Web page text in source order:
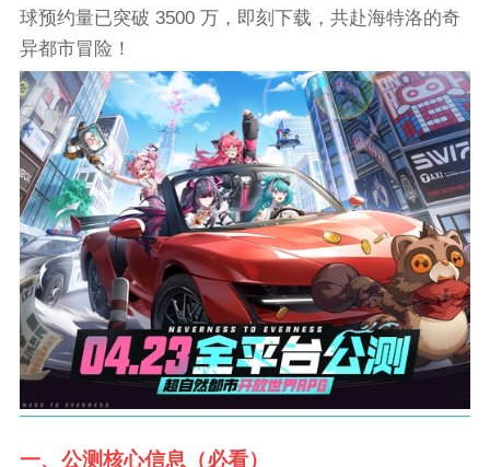
球预约量已突破 3500 万，即刻下载，共赴海特洛的奇
异都市冒险！
一、公测核心信息（必看）